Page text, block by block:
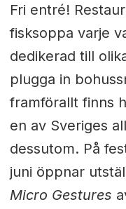
Fri entré!
fisksoppa varje
dedikerad till
plugga in
framförallt finns
en av Sveriges
dessutom. På
juni öppnar
Micro Gestures